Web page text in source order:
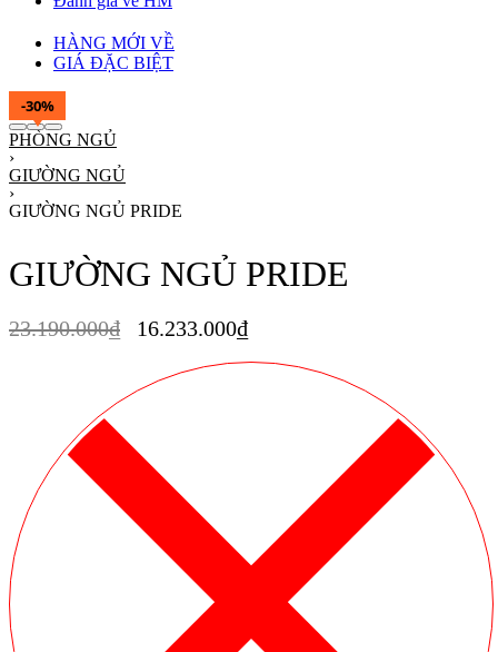
HÀNG MỚI VỀ
GIÁ ĐẶC BIỆT
-30%
PHÒNG NGỦ
›
GIƯỜNG NGỦ
›
GIƯỜNG NGỦ PRIDE
GIƯỜNG NGỦ PRIDE
23.190.000₫ 16.233.000₫